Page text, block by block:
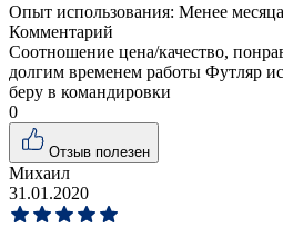
Опыт использования: Менее месяца
Комментарий
Соотношение цена/качество,
долгим временем работы Футляр
беру в командировки
0
Отзыв полезен
Михаил
31.01.2020